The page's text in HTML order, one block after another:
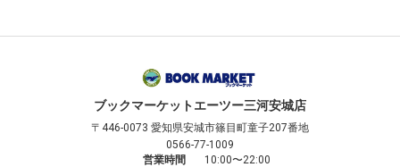
ブックマーケットエーツー三河安城店
〒446-0073 愛知県安城市篠目町童子207番地
0566-77-1009
営業時間
10:00〜22:00